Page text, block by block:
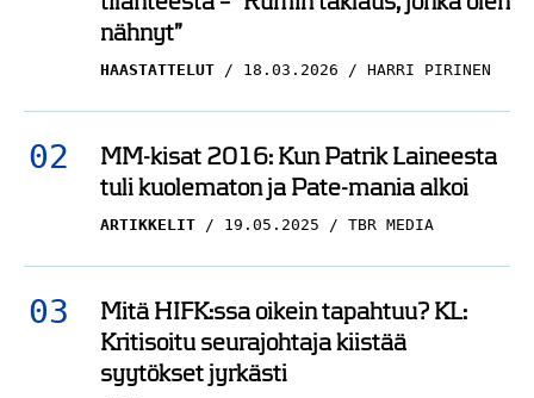
nähnyt”
HAASTATTELUT 18.03.2026 HARRI PIRINEN
MM-kisat 2016: Kun Patrik Laineesta
tuli kuolematon ja Pate-mania alkoi
ARTIKKELIT 19.05.2025 TBR MEDIA
Mitä HIFK:ssa oikein tapahtuu? KL:
Kritisoitu seurajohtaja kiistää
syytökset jyrkästi